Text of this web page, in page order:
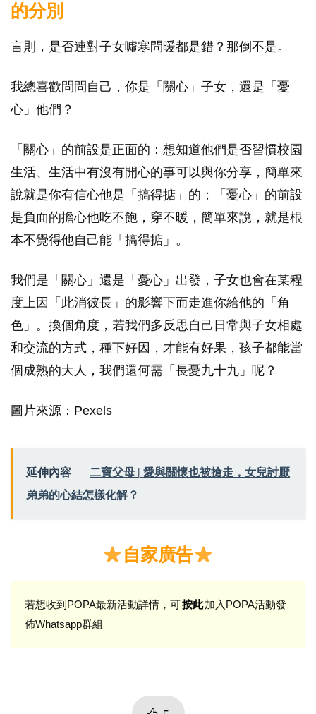
的分別
言則，是否連對子女噓寒問暖都是錯？那倒不是。
我總喜歡問問自己，你是「關心」子女，還是「憂
心」他們？
「關心」的前設是正面的：想知道他們是否習慣校園
生活、生活中有沒有開心的事可以與你分享，簡單來
說就是你有信心他是「搞得掂」的；「憂心」的前設
是負面的擔心他吃不飽，穿不暖，簡單來說，就是根
本不覺得他自己能「搞得掂」。
我們是「關心」還是「憂心」出發，子女也會在某程
度上因「此消彼長」的影響下而走進你給他的「角
色」。換個角度，若我們多反思自己日常與子女相處
和交流的方式，種下好因，才能有好果，孩子都能當
個成熟的大人，我們還何需「長憂九十九」呢？
圖片來源：Pexels
延伸內容
二寶父母 | 愛與關懷也被搶走，女兒討厭
弟弟的心結怎樣化解？
自家廣告
若想收到POPA最新活動詳情，可按此加入POPA活動發
佈Whatsapp群組